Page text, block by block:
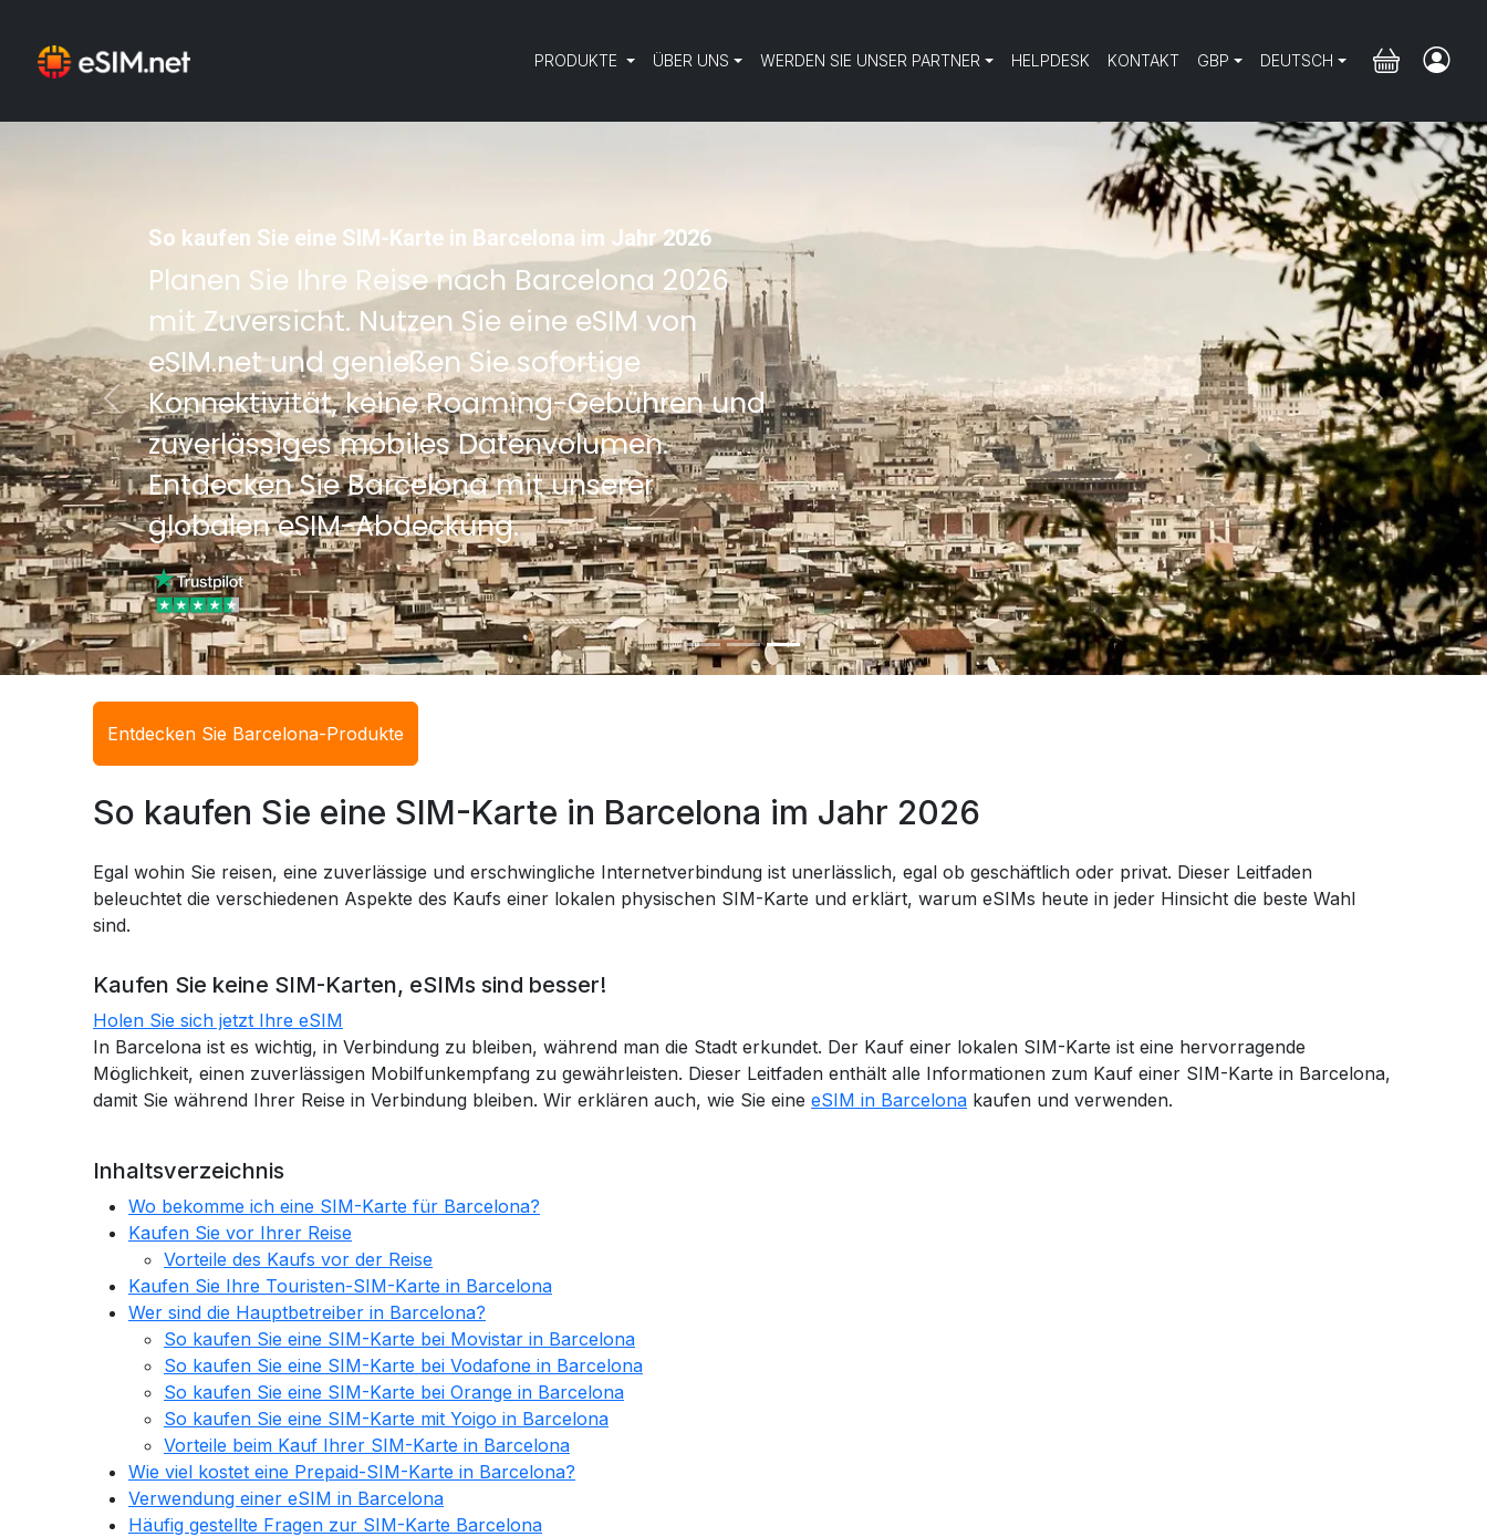
PRODUKTE ÜBER UNS WERDEN SIE UNSER PARTNER HELPDESK KONTAKT GBP DEUTSCH
So kaufen Sie eine SIM-Karte in Barcelona im Jahr 2026
Planen Sie Ihre Reise nach Barcelona 2026
mit Zuversicht. Nutzen Sie eine eSIM von
eSIM.net und genießen Sie sofortige
Konnektivität, keine Roaming-Gebühren und
zuverlässiges mobiles Datenvolumen.
Entdecken Sie Barcelona mit unserer
globalen eSIM-Abdeckung.
Previous Next
Entdecken Sie Barcelona-Produkte
So kaufen Sie eine SIM-Karte in Barcelona im Jahr 2026
Egal wohin Sie reisen, eine zuverlässige und erschwingliche Internetverbindung ist unerlässlich, egal ob geschäftlich oder privat. Dieser Leitfaden
beleuchtet die verschiedenen Aspekte des Kaufs einer lokalen physischen SIM-Karte und erklärt, warum eSIMs heute in jeder Hinsicht die beste Wahl
sind.
Kaufen Sie keine SIM-Karten, eSIMs sind besser!
Holen Sie sich jetzt Ihre eSIM
In Barcelona ist es wichtig, in Verbindung zu bleiben, während man die Stadt erkundet. Der Kauf einer lokalen SIM-Karte ist eine hervorragende
Möglichkeit, einen zuverlässigen Mobilfunkempfang zu gewährleisten. Dieser Leitfaden enthält alle Informationen zum Kauf einer SIM-Karte in Barcelona,
damit Sie während Ihrer Reise in Verbindung bleiben. Wir erklären auch, wie Sie eine eSIM in Barcelona kaufen und verwenden.
Inhaltsverzeichnis
Wo bekomme ich eine SIM-Karte für Barcelona?
Kaufen Sie vor Ihrer Reise
Vorteile des Kaufs vor der Reise
Kaufen Sie Ihre Touristen-SIM-Karte in Barcelona
Wer sind die Hauptbetreiber in Barcelona?
So kaufen Sie eine SIM-Karte bei Movistar in Barcelona
So kaufen Sie eine SIM-Karte bei Vodafone in Barcelona
So kaufen Sie eine SIM-Karte bei Orange in Barcelona
So kaufen Sie eine SIM-Karte mit Yoigo in Barcelona
Vorteile beim Kauf Ihrer SIM-Karte in Barcelona
Wie viel kostet eine Prepaid-SIM-Karte in Barcelona?
Verwendung einer eSIM in Barcelona
Häufig gestellte Fragen zur SIM-Karte Barcelona